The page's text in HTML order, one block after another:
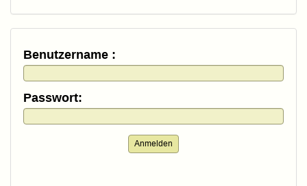
Benutzername :
Passwort:
Anmelden